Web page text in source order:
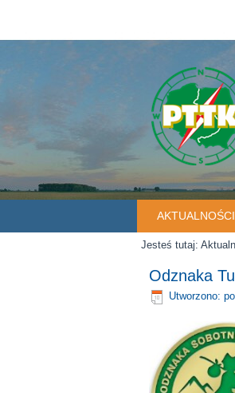
AKTUALNOŚCI
Jesteś tutaj:
Odznaka
Utworzono: